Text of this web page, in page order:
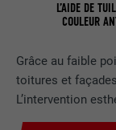
Grâce au faible
toitures et
L’intervention
L’AIDE DE
COULEUR
NOM
FOURNISSEUR